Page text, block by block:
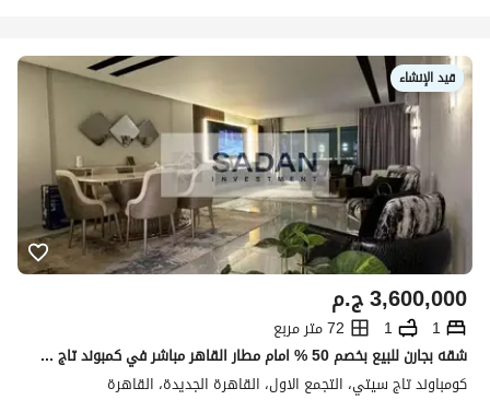
قيد الإنشاء
ج.م3,600,000
1
1
72 متر مربع
شقه بجارن للبيع بخصم 50 % امام مطار القاهر مباشر في كمبوند تاج سيتي القاهره الجديده
كومباوند تاج سيتي، التجمع الاول، القاهرة الجديدة، القاهرة